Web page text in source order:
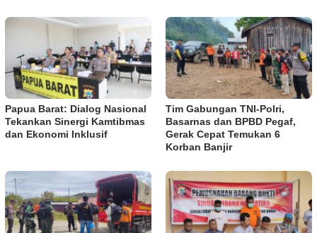
Papua Barat: Dialog Nasional
Tekankan Sinergi Kamtibmas
dan Ekonomi Inklusif
Tim Gabungan TNI-Polri,
Basarnas dan BPBD Pegaf,
Gerak Cepat Temukan 6
Korban Banjir